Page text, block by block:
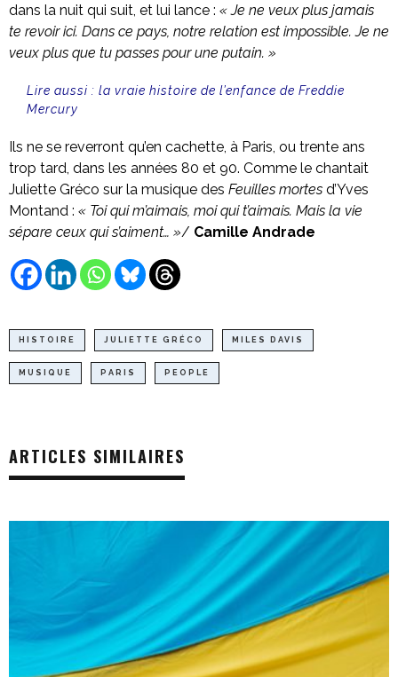
dans la nuit qui suit, et lui lance : « Je ne veux plus jamais
te revoir ici. Dans ce pays, notre relation est impossible. Je ne
veux plus que tu passes pour une putain. »
Lire aussi : la vraie histoire de l’enfance de Freddie
Mercury
Ils ne se reverront qu’en cachette, à Paris, ou trente ans
trop tard, dans les années 80 et 90. Comme le chantait
Juliette Gréco sur la musique des Feuilles mortes d’Yves
Montand : « Toi qui m’aimais, moi qui t’aimais. Mais la vie
sépare ceux qui s’aiment… »/ Camille Andrade
HISTOIRE JULIETTE GRÉCO MILES DAVIS
MUSIQUE PARIS PEOPLE
ARTICLES SIMILAIRES